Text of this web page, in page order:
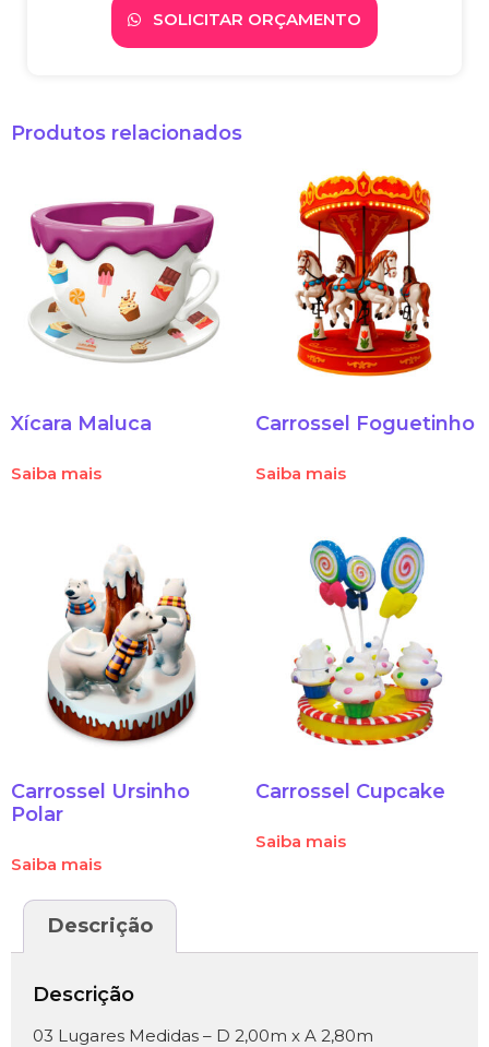
SOLICITAR ORÇAMENTO
Produtos relacionados
Xícara Maluca
Saiba mais
Carrossel Foguetinho
Saiba mais
Carrossel Ursinho
Polar
Saiba mais
Carrossel Cupcake
Saiba mais
Descrição
Descrição
03 Lugares Medidas – D 2,00m x A 2,80m